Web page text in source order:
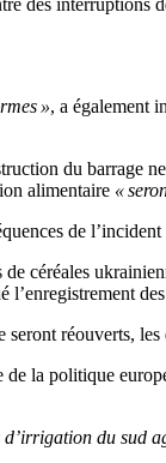
des interruptions
», a également
du barrage
alimentaire «
de
céréales
l’enregistrement
réouverts,
la politique
du sud